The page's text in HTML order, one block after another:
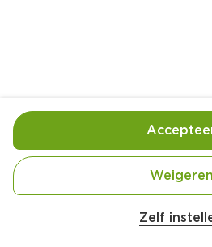
Ingrediënten
Zelf
Weigeren